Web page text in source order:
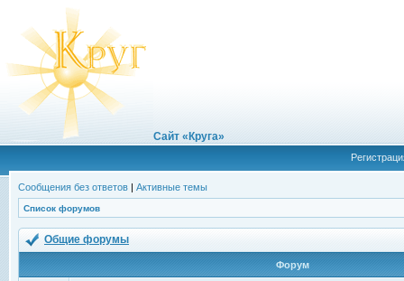
Сайт «Круга»
Сообщения без ответов | Активные темы
Список форумов
Общие форумы
Форум